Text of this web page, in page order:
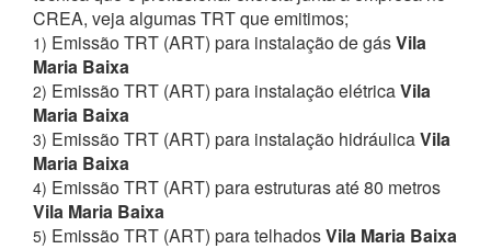
CREA, veja algumas TRT que emitimos;
1) Emissão TRT (ART) para instalação de gásVila
Maria Baixa
2) Emissão TRT (ART) para instalação elétricaVila
Maria Baixa
3) Emissão TRT (ART) para instalação hidráulicaVila
Maria Baixa
4) Emissão TRT (ART) para estruturas até 80 metros
Vila Maria Baixa
5) Emissão TRT (ART) para telhadosVila Maria Baixa